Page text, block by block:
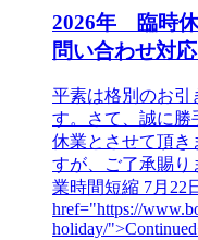
2026年 臨時休
問い合わせ対
平素は格別のお引
す。さて、誠に勝
休業とさせて頂き
すが、ご了承賜り
業時間短縮 7月22
href="https://
holiday/